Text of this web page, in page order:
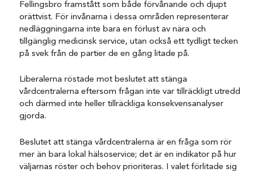
Fellingsbro framstått som både förvånande och djupt
orättvist. För invånarna i dessa områden representerar
nedläggningarna inte bara en förlust av nära och
tillgänglig medicinsk service, utan också ett tydligt tecken
på svek från de partier de en gång litade på.
Liberalerna röstade mot beslutet att stänga
vårdcentralerna eftersom frågan inte var tillräckligt utredd
och därmed inte heller tillräckliga konsekvensanalyser
gjorda.
Beslutet att stänga vårdcentralerna är en fråga som rör
mer än bara lokal hälsoservice; det är en indikator på hur
väljarnas röster och behov prioriteras. I valet förlitade sig